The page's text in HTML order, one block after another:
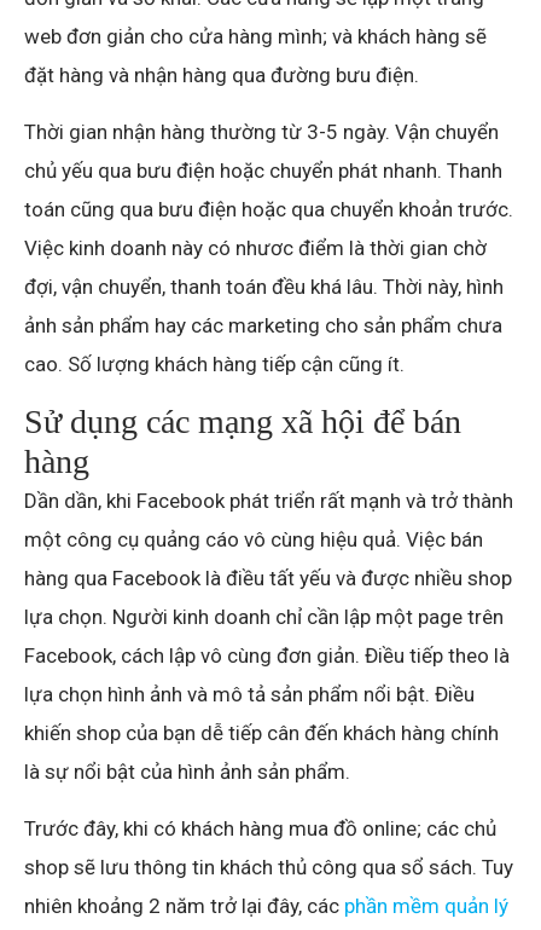
web đơn giản cho cửa hàng mình; và khách hàng sẽ
đặt hàng và nhận hàng qua đường bưu điện.
Thời gian nhận hàng thường từ 3-5 ngày. Vận chuyển
chủ yếu qua bưu điện hoặc chuyển phát nhanh. Thanh
toán cũng qua bưu điện hoặc qua chuyển khoản trước.
Việc kinh doanh này có nhươc điểm là thời gian chờ
đợi, vận chuyển, thanh toán đều khá lâu. Thời này, hình
ảnh sản phẩm hay các marketing cho sản phẩm chưa
cao. Số lượng khách hàng tiếp cận cũng ít.
Sử dụng các mạng xã hội để bán
hàng
Dần dần, khi Facebook phát triển rất mạnh và trở thành
một công cụ quảng cáo vô cùng hiệu quả. Việc bán
hàng qua Facebook là điều tất yếu và được nhiều shop
lựa chọn. Người kinh doanh chỉ cần lập một page trên
Facebook, cách lập vô cùng đơn giản. Điều tiếp theo là
lựa chọn hình ảnh và mô tả sản phẩm nổi bật. Điều
khiến shop của bạn dễ tiếp cân đến khách hàng chính
là sự nổi bật của hình ảnh sản phẩm.
Trước đây, khi có khách hàng mua đồ online; các chủ
shop sẽ lưu thông tin khách thủ công qua sổ sách. Tuy
nhiên khoảng 2 năm trở lại đây, các phần mềm quản lý